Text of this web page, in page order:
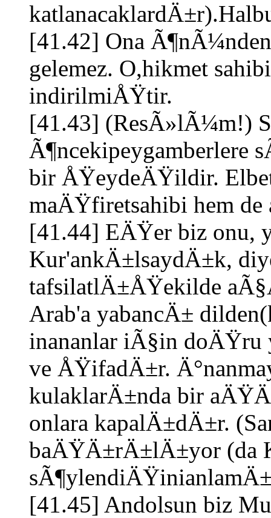
[41.42] Ona
gelemez. O,hikmet
indirilmiÅŸtir.
[41.43] (ResÃ»lÃ¼m!)
Ã¶ncekipeygamberlere
bir ÅŸeydeÄŸildir.
maÄŸfiretsahibi hem
[41.44] EÄŸer biz onu,
Kur'ankÄ±lsaydÄ±k,
tafsilatlÄ±ÅŸekilde
Arab'a yabancÄ±
inananlar iÃ§in doÄŸru
ve ÅŸifadÄ±r.
kulaklarÄ±nda bir
onlara kapalÄ±dÄ±r.
baÄŸÄ±rÄ±lÄ±yor (da
[41.45] Andolsun biz